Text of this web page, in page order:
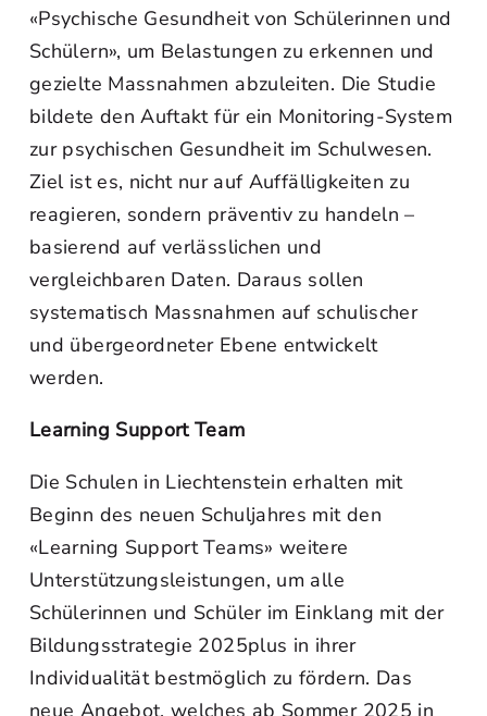
«Psychische Gesundheit von Schülerinnen und
Schülern», um Belastungen zu erkennen und
gezielte Massnahmen abzuleiten. Die Studie
bildete den Auftakt für ein Monitoring-System
zur psychischen Gesundheit im Schulwesen.
Ziel ist es, nicht nur auf Auffälligkeiten zu
reagieren, sondern präventiv zu handeln –
basierend auf verlässlichen und
vergleichbaren Daten. Daraus sollen
systematisch Massnahmen auf schulischer
und übergeordneter Ebene entwickelt
werden.
Learning Support Team
Die Schulen in Liechtenstein erhalten mit
Beginn des neuen Schuljahres mit den
«Learning Support Teams» weitere
Unterstützungsleistungen, um alle
Schülerinnen und Schüler im Einklang mit der
Bildungsstrategie 2025plus in ihrer
Individualität bestmöglich zu fördern. Das
neue Angebot, welches ab Sommer 2025 in